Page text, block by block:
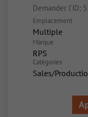
Demander l'ID:
Emplacement
Multiple
Marque
RPS
Catégories
Sales/